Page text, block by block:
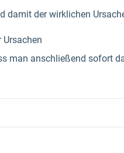
damit der wirklichen
Ursachen
man anschließend sofort